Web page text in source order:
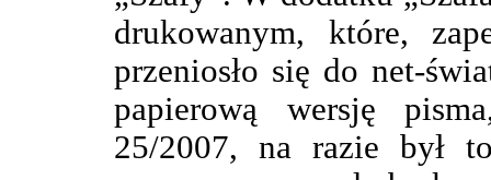
drukowanym, które,
przeniosło się do net-
papierową wersję
25/2007, na razie był